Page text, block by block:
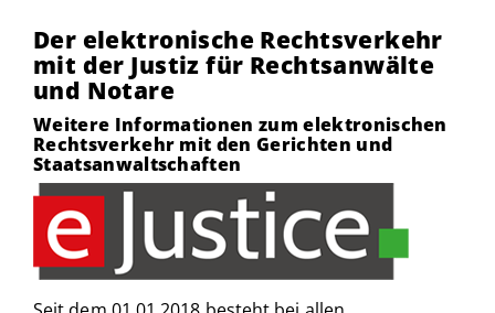
einzelnen
Seiten
Der elektronische Rechtsverkehr
mit der Justiz für Rechtsanwälte
und Notare
Weitere Informationen zum elektronischen
Rechtsverkehr mit den Gerichten und
Staatsanwaltschaften